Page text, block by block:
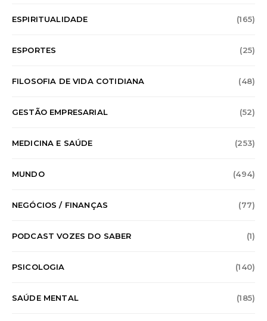
ESPIRITUALIDADE (165)
ESPORTES (25)
FILOSOFIA DE VIDA COTIDIANA (48)
GESTÃO EMPRESARIAL (52)
MEDICINA E SAÚDE (253)
MUNDO (494)
NEGÓCIOS / FINANÇAS (77)
PODCAST VOZES DO SABER (1)
PSICOLOGIA (140)
SAÚDE MENTAL (185)